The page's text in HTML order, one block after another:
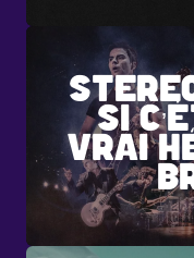
SI
VRAI